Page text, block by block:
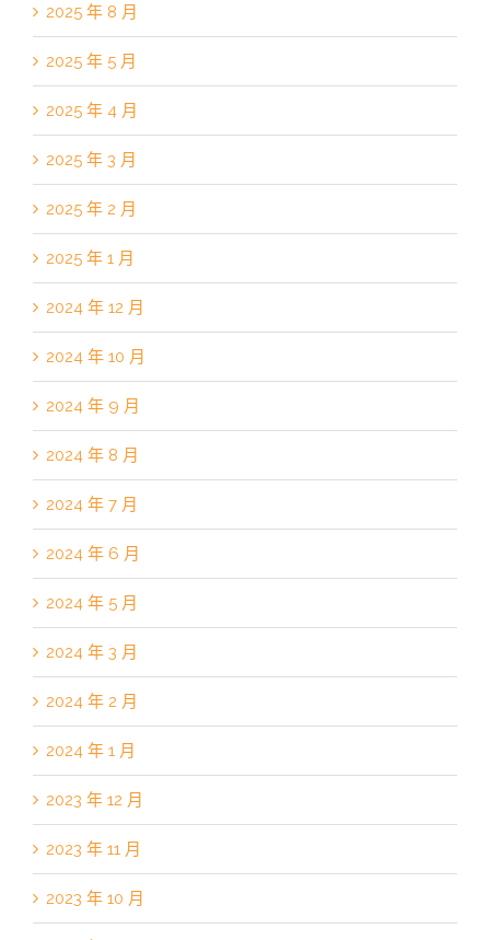
2025 年 8 月
2025 年 5 月
2025 年 4 月
2025 年 3 月
2025 年 2 月
2025 年 1 月
2024 年 12 月
2024 年 10 月
2024 年 9 月
2024 年 8 月
2024 年 7 月
2024 年 6 月
2024 年 5 月
2024 年 3 月
2024 年 2 月
2024 年 1 月
2023 年 12 月
2023 年 11 月
2023 年 10 月